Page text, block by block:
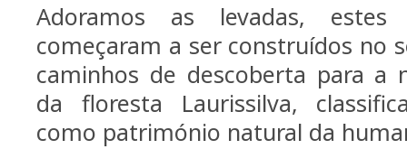
Adoramos as levadas,
começaram a ser construídos no
caminhos de descoberta para a
da floresta Laurissilva,
como património natural da